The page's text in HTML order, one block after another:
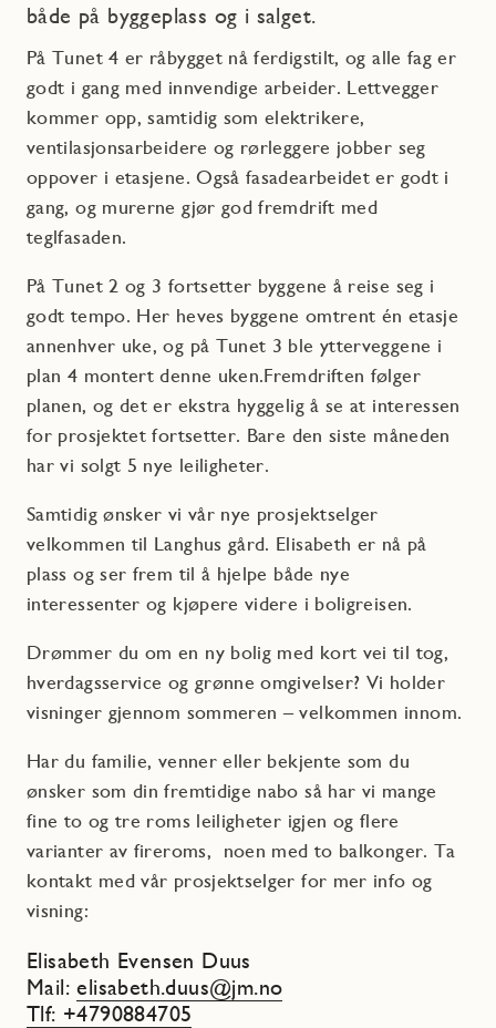
både på byggeplass og i salget.
På Tunet 4 er råbygget nå ferdigstilt, og alle fag er
godt i gang med innvendige arbeider. Lettvegger
kommer opp, samtidig som elektrikere,
ventilasjonsarbeidere og rørleggere jobber seg
oppover i etasjene. Også fasadearbeidet er godt i
gang, og murerne gjør god fremdrift med
teglfasaden.
På Tunet 2 og 3 fortsetter byggene å reise seg i
godt tempo. Her heves byggene omtrent én etasje
annenhver uke, og på Tunet 3 ble ytterveggene i
plan 4 montert denne uken.Fremdriften følger
planen, og det er ekstra hyggelig å se at interessen
for prosjektet fortsetter. Bare den siste måneden
har vi solgt 5 nye leiligheter.
Samtidig ønsker vi vår nye prosjektselger
velkommen til Langhus gård. Elisabeth er nå på
plass og ser frem til å hjelpe både nye
interessenter og kjøpere videre i boligreisen.
Drømmer du om en ny bolig med kort vei til tog,
hverdagsservice og grønne omgivelser? Vi holder
visninger gjennom sommeren – velkommen innom.
Har du familie, venner eller bekjente som du
ønsker som din fremtidige nabo så har vi mange
fine to og tre roms leiligheter igjen og flere
varianter av fireroms, noen med to balkonger. Ta
kontakt med vår prosjektselger for mer info og
visning:
Elisabeth Evensen Duus
Mail:elisabeth.duus@jm.no
Tlf: +4790884705